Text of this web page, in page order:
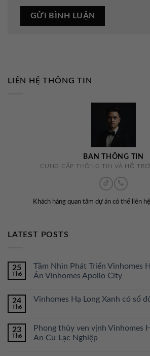
LIÊN HỆ THÔNG TIN
BAN THÔNG TIN
CUNG CẤP THÔNG TIN VÀ HỖ
Khách hàng quan tâm dự án có thể liên
LATEST POSTS
25
Th6
Tầm Nhìn Phát Triển Vinhomes
Án Vinhomes Apollo City
24
Th6
Vinhomes Hạ Long Xanh có sổ
23
Th6
Phong thủy ven vịnh Vinhomes
An Cư Lạc Nghiệp